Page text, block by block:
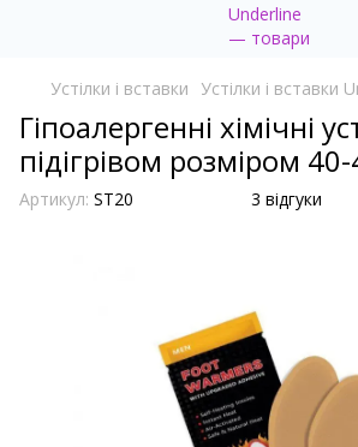
Устілки і вставки Устілки і вставки
Гіпоалергенні хімічні
підігрівом розміром
Артикул: ST20 3 відгуки